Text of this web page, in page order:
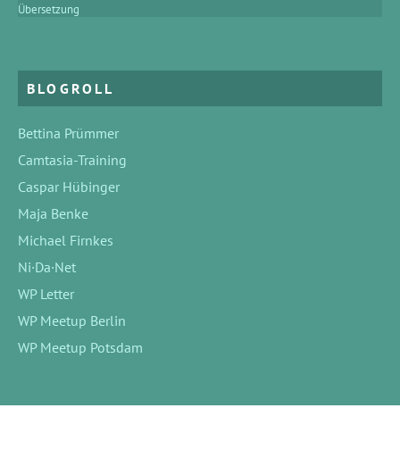
Übersetzung
BLOGROLL
Bettina Prümmer
Camtasia-Training
Caspar Hübinger
Maja Benke
Michael Firnkes
Ni·Da·Net
WP Letter
WP Meetup Berlin
WP Meetup Potsdam